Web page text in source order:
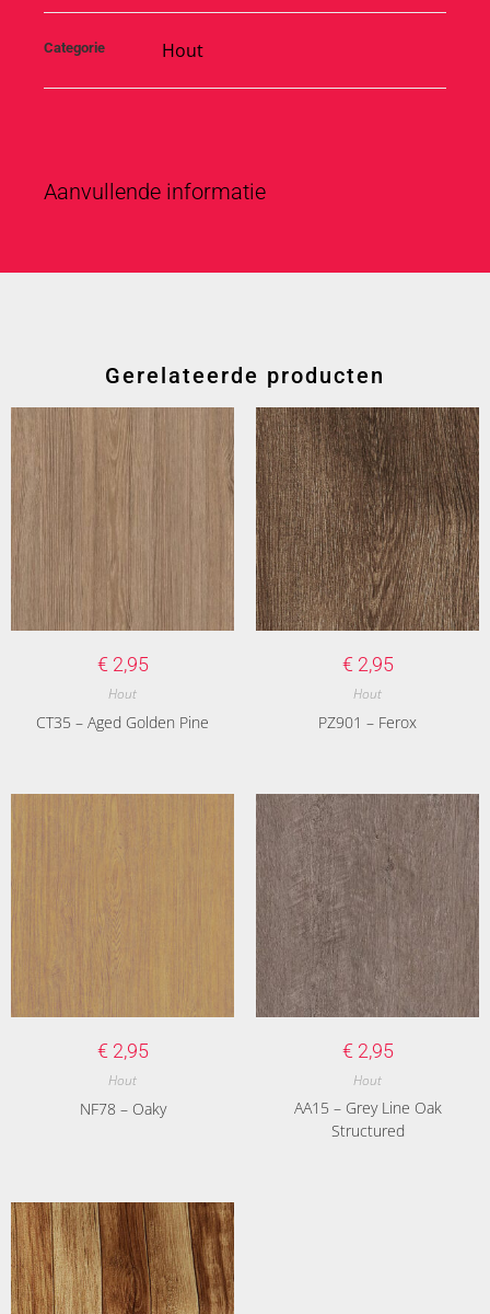
Categorie Hout
Aanvullende informatie
Gerelateerde producten
€ 2,95
Hout
CT35 – Aged Golden Pine
€ 2,95
Hout
PZ901 – Ferox
€ 2,95
Hout
NF78 – Oaky
€ 2,95
Hout
AA15 – Grey Line Oak
Structured